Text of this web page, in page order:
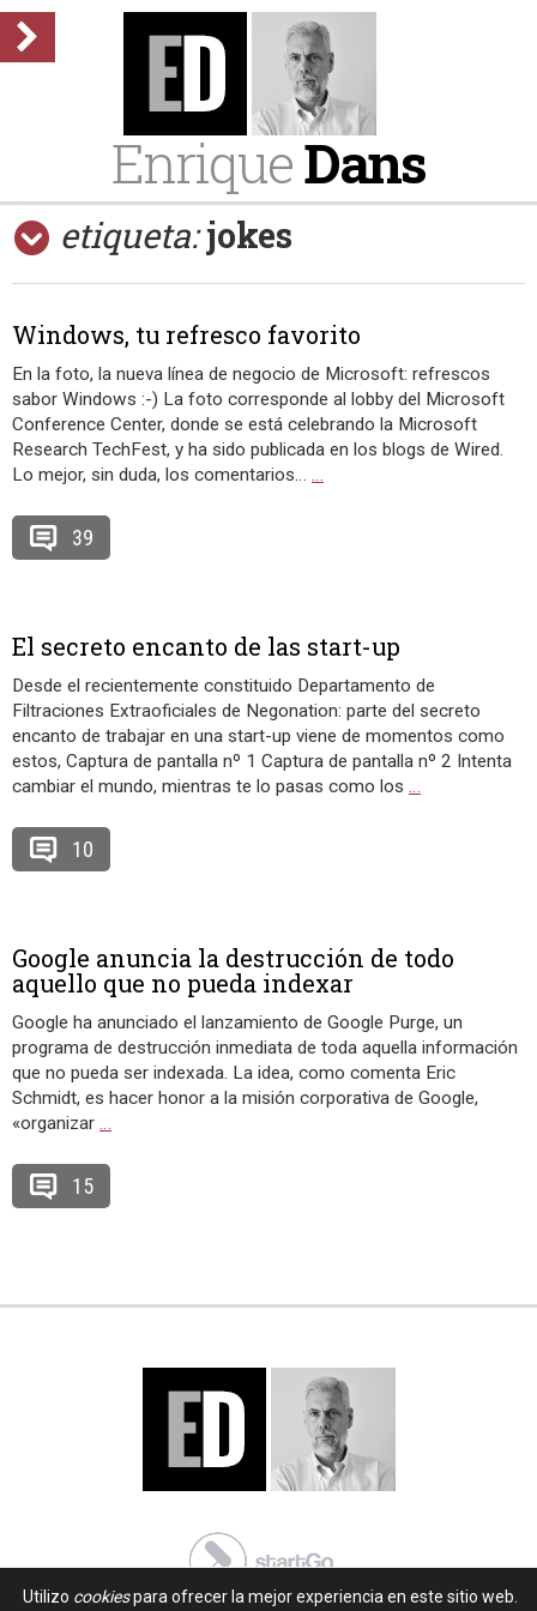
EnriqueDans
etiqueta: jokes
Windows, tu refresco favorito
En la foto, la nueva línea de negocio de Microsoft: refrescos
sabor Windows :-) La foto corresponde al lobby del Microsoft
Conference Center, donde se está celebrando la Microsoft
Research TechFest, y ha sido publicada en los blogs de Wired.
Lo mejor, sin duda, los comentarios… …
39
El secreto encanto de las start-up
Desde el recientemente constituido Departamento de
Filtraciones Extraoficiales de Negonation: parte del secreto
encanto de trabajar en una start-up viene de momentos como
estos, Captura de pantalla nº 1 Captura de pantalla nº 2 Intenta
cambiar el mundo, mientras te lo pasas como los …
10
Google anuncia la destrucción de todo
aquello que no pueda indexar
Google ha anunciado el lanzamiento de Google Purge, un
programa de destrucción inmediata de toda aquella información
que no pueda ser indexada. La idea, como comenta Eric
Schmidt, es hacer honor a la misión corporativa de Google,
«organizar …
15
Utilizo cookiespara ofrecer la mejor experiencia en este sitio web.